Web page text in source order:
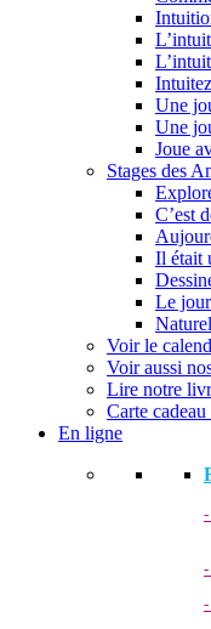
Une
Une
Joue
Stages des
C’est
Il était
Le
Voir le
Voir aussi
Lire notre
Carte
En ligne